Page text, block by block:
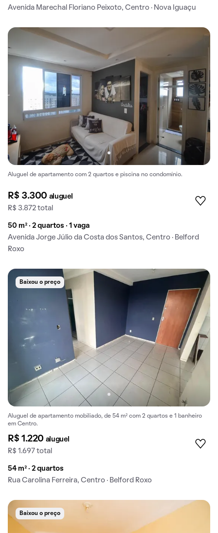
Avenida Marechal Floriano Peixoto, Centro · Nova Iguaçu
Aluguel de apartamento com 2 quartos e piscina no condomínio.
R$ 3.300 aluguel
R$ 3.872 total
50 m² · 2 quartos · 1 vaga
Avenida Jorge Júlio da Costa dos Santos, Centro · Belford
Roxo
Baixou o preço
Aluguel de apartamento mobiliado, de 54 m² com 2 quartos e 1 banheiro
em Centro.
R$ 1.220 aluguel
R$ 1.697 total
54 m² · 2 quartos
Rua Carolina Ferreira, Centro · Belford Roxo
Baixou o preço